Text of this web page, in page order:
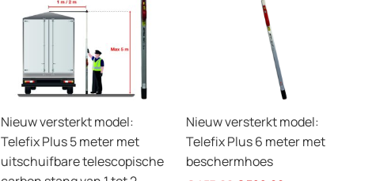
Nieuw versterkt model:
Telefix Plus 5 meter met
uitschuifbare telescopische
Nieuw versterkt model:
Telefix Plus 6 meter met
beschermhoes